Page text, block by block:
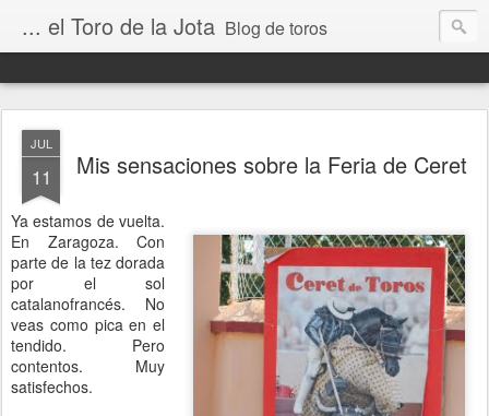
... el Toro de la Jota Blog de toros
JUL
11 Mis sensaciones sobre la Feria de Ceret
Ya estamos de vuelta.
En Zaragoza. Con
parte de la tez dorada
por el sol
catalanofrancés. No
veas como pica en el
tendido. Pero
contentos. Muy
satisfechos.